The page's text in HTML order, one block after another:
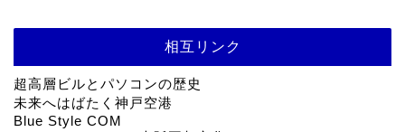
相互リンク
超高層ビルとパソコンの歴史
未来へはばたく神戸空港
Blue Style COM